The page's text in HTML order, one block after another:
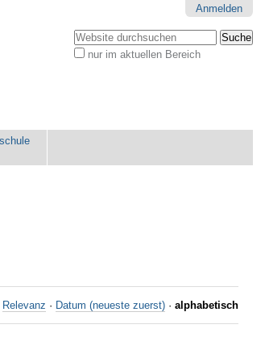
Anmelden
Website durchsuchen
nur im aktuellen Bereich
Relevanz · Datum (neueste zuerst) · alphabetisch